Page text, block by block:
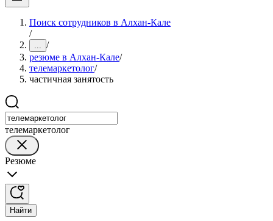
Поиск сотрудников в Алхан-Кале
/
... /
резюме в Алхан-Кале/
телемаркетолог/
частичная занятость
телемаркетолог
Резюме
Найти